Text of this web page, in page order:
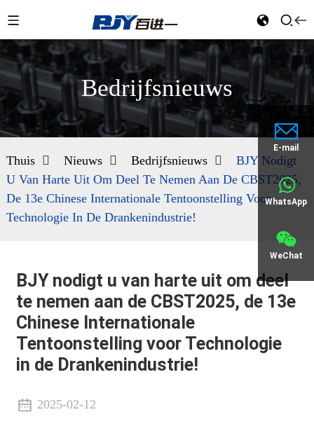
E-mail
WhatsApp
WeChat
Bedrijfsnieuws
Thuis Nieuws Bedrijfsnieuws
BJY Nodigt
U Van Harte Uit Om Deel Te Nemen Aan De CBST2025,
De 13e Chinese Internationale Tentoonstelling Voor
Technologie In De Drankenindustrie!
BJY nodigt u van harte uit om deel
te nemen aan de CBST2025, de 13e
Chinese Internationale
Tentoonstelling voor Technologie
in de Drankenindustrie!
2025-02-12